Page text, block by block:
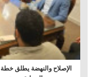
الإصلاح والنهضة يطلق